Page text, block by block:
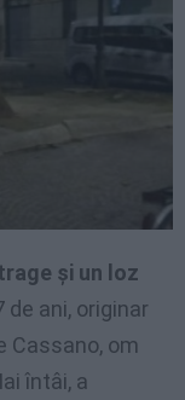
și un loz
de ani, originar
Cassano, om
întâi, a